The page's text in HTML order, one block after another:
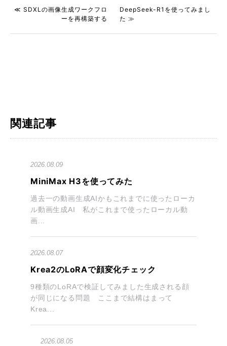
≪ SDXLの画像生成ワークフロ
ーを再構築する
DeepSeek-R1を使ってみまし
た ≫
関連記事
2026.08.09
MiniMax H3を使ってみた
過去一の動画生成AIかもこれまでに使ったローカ
ル動画生成AI 私がこれまで使ったローカル動
画...
2026.08.07
Krea2のLoRAで顔変化チェック
9種類のLoRAで検証してみました生成される顔
が同じになる問題 ここまで結構はまって
Krea...
2026.08.05